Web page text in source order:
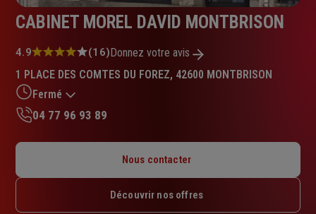
CABINET MOREL DAVID MONTBRISON
Note
4.9
sur
5
étoiles
4.9 (16)Donnez votre avis
1 PLACE DES COMTES DU FOREZ, 42600 MONTBRISON
Fermé
Mardi : 09h – 12h / 14h – 18h
Jeudi : 09h – 12h / 14h – 18h
04 77 96 93 89
Nous contacter
Découvrir nos offres